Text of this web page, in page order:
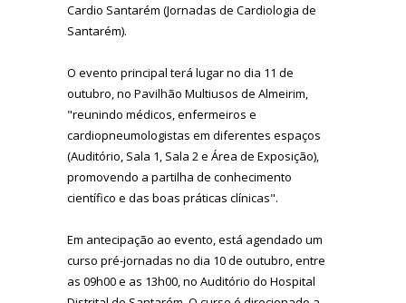
Cardio Santarém (Jornadas de Cardiologia de
Santarém).
O evento principal terá lugar no dia 11 de
outubro, no Pavilhão Multiusos de Almeirim,
"reunindo médicos, enfermeiros e
cardiopneumologistas em diferentes espaços
(Auditório, Sala 1, Sala 2 e Área de Exposição),
promovendo a partilha de conhecimento
científico e das boas práticas clínicas".
Em antecipação ao evento, está agendado um
curso pré-jornadas no dia 10 de outubro, entre
as 09h00 e as 13h00, no Auditório do Hospital